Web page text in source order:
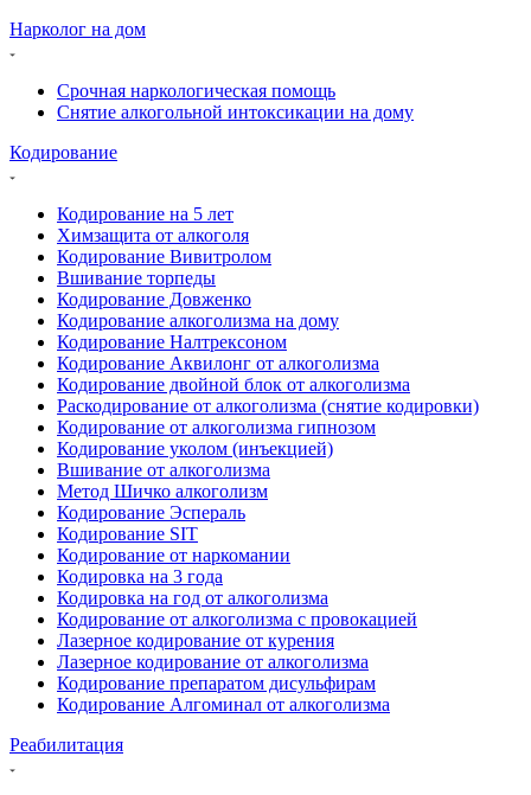
Нарколог на дом
Срочная наркологическая помощь
Снятие алкогольной интоксикации на дому
Кодирование
Кодирование на 5 лет
Химзащита от алкоголя
Кодирование Вивитролом
Вшивание торпеды
Кодирование Довженко
Кодирование алкоголизма на дому
Кодирование Налтрексоном
Кодирование Аквилонг от алкоголизма
Кодирование двойной блок от алкоголизма
Раскодирование от алкоголизма (снятие кодировки)
Кодирование от алкоголизма гипнозом
Кодирование уколом (инъекцией)
Вшивание от алкоголизма
Метод Шичко алкоголизм
Кодирование Эспераль
Кодирование SIT
Кодирование от наркомании
Кодировка на 3 года
Кодировка на год от алкоголизма
Кодирование от алкоголизма с провокацией
Лазерное кодирование от курения
Лазерное кодирование от алкоголизма
Кодирование препаратом дисульфирам
Кодирование Алгоминал от алкоголизма
Реабилитация